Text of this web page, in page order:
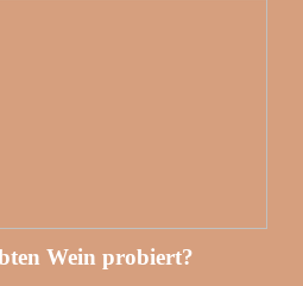
Wein probiert?